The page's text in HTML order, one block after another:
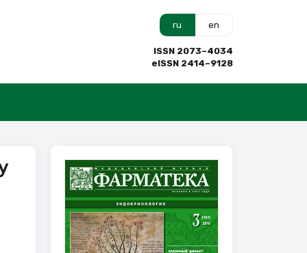
ru en
ISSN 2073–4034
eISSN 2414–9128